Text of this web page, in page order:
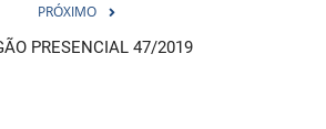
PRÓXIMO
PRESENCIAL 47/2019